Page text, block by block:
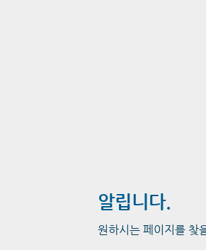
알립니다.
원하시는 페이지를 찾